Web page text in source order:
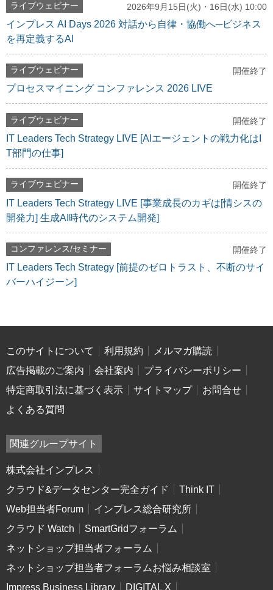
ライブウェビナー 2026年9月15日(火)・16日(水) 10:00
インプレス AI Days 2026 対話から自律・協働へ─ビジネス
を再定義するAI
ライブウェビナー 開催終了
プロセスマイニング コンファレンス 2026 LIVE
ライブウェビナー 開催終了
IT Leaders Tech Strategy LIVE [AIエージェントの戦力化はI
T部門の仕事]
ライブウェビナー 開催終了
IT Leaders Tech Strategy LIVE [事業成長のカギは[情シスの
開発力] 生成AI時代のシステム開発]
コンファレンス/セミナー 開催終了
IT Leaders Tech Strategy [前提のゼロトラスト、不断のサイ
バーハイジーン]
このサイトについて 利用規約
メルマガ購読
広告掲載のご案内
会社案内
プライバシーポリシー
特定商取引法に基づく表示
サイトマップ
お問合せ
よくある質問
関連グループサイト
株式会社インプレス
クラウド&データセンター完全ガイド
Think IT
Web担当者Forum
インプレス総合研究所
クラウド Watch
SmartGridフォーラム
ネットショップ担当者フォーラム
ネットショップ担当者フォーラムお悩み相談室
Impress Business Library
DIGITAL X